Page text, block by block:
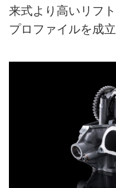
来式より高いリフ
プロファイルを成